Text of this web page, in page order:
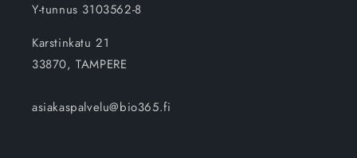
Y-tunnus 3103562-8
Karstinkatu 21
33870, TAMPERE
asiakaspalvelu@bio365.fi